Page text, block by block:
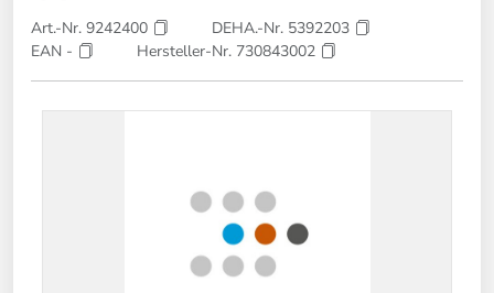
Art.-Nr. 9242400
DEHA.-Nr. 5392203
EAN -
Hersteller-Nr. 730843002